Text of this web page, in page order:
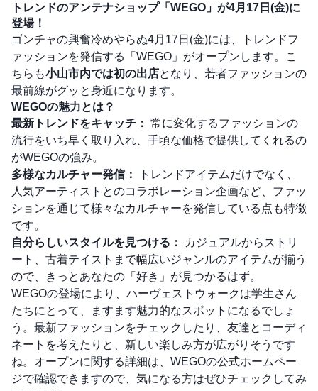
トレンドのアンテナショップ「WEGO」が4月17日(金)に
登場！
ゴンチャの興奮冷めやらぬ4月17日(金)には、トレンドフ
ァッションを発信する「WEGO」がオープンします。こ
ちらも小山市内では初の出店となり、若者ファッションの
最前線がグッと身近になります。
WEGOの魅力とは？
最新トレンドをキャッチ： 常に変化するファッションの
流行をいち早く取り入れ、手頃な価格で提供してくれるの
がWEGOの強み。
多様なカルチャー発信：
トレンドアイテムだけでなく、
人気アーティストとのコラボレーション企画など、ファッ
ションを通じて様々なカルチャーを発信している点も特徴
です。
自分らしいスタイルを見つける：
カジュアルからストリ
ート、古着テイストまで幅広いジャンルのアイテムが揃う
ので、きっとあなたの「好き」が見つかるはず。
WEGOの登場により、ハーヴェストウォークは学生さん
たちにとって、ますます魅力的なスポットになるでしょ
う。最新ファッションをチェックしたり、友達とコーディ
ネートを考えたりと、新しい楽しみ方が広がりそうです
ね。オープンに関する詳細は、WEGOの公式ホームペー
ジで確認できますので、気になる方はぜひチェックしてみ